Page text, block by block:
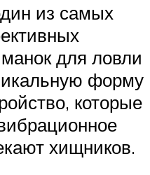
из самых
для ловли
форму
которые
хищников.